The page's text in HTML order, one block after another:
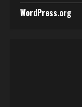
WordPress.org